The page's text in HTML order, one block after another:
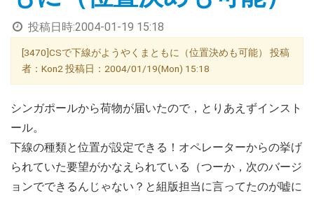
え
投稿日時:2004-01-19 15:18
[3470]CSで下線がようやくまともに（位置決めも可能） 投稿
者：Kon2 投稿日：2004/01/19(Mon) 15:18
シンガポールから荷物が届いたので，とりあえずインスト
ール。
下線の種類と位置が設定できる！オペレーターからの挙げ
られていた要望がかなえられている（つーか，次のバージ
ョンでできるんじゃない？と組版担当に言ってたのが嘘に